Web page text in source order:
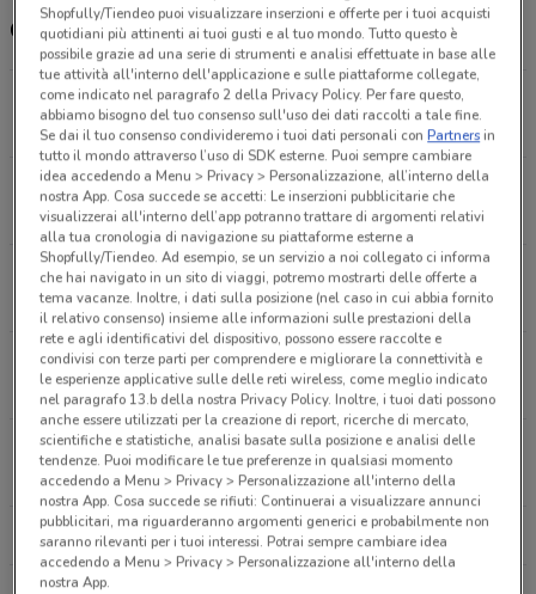
Orari e Negozi Sinergy
Corso Mazzini, 134C/136 Bari
2 km
CHIUSO
Via Papa Bonifacio IX, 37 Bari
2.1 km
CHIUSO
Piazza La Croce, 47 Triggiano
7.5 km
Corso Umberto I, 40 Modugno
9.3 km
Via Bari, 42 Bitetto
13.8 km
Tutti i negozi Sinergy
Shopfully/Tiendeo puoi visualizzare inserzioni e offerte per i tuoi acquisti
quotidiani più attinenti ai tuoi gusti e al tuo mondo. Tutto questo è
possibile grazie ad una serie di strumenti e analisi effettuate in base alle
tue attività all'interno dell'applicazione e sulle piattaforme collegate,
come indicato nel paragrafo 2 della Privacy Policy. Per fare questo,
abbiamo bisogno del tuo consenso sull'uso dei dati raccolti a tale fine.
Se dai il tuo consenso condivideremo i tuoi dati personali conPartnersin
tutto il mondo attraverso l’uso di SDK esterne. Puoi sempre cambiare
idea accedendo a Menu > Privacy > Personalizzazione, all’interno della
nostra App. Cosa succede se accetti: Le inserzioni pubblicitarie che
visualizzerai all'interno dell’app potranno trattare di argomenti relativi
alla tua cronologia di navigazione su piattaforme esterne a
Shopfully/Tiendeo. Ad esempio, se un servizio a noi collegato ci informa
che hai navigato in un sito di viaggi, potremo mostrarti delle offerte a
tema vacanze. Inoltre, i dati sulla posizione (nel caso in cui abbia fornito
il relativo consenso) insieme alle informazioni sulle prestazioni della
rete e agli identificativi del dispositivo, possono essere raccolte e
condivisi con terze parti per comprendere e migliorare la connettività e
le esperienze applicative sulle delle reti wireless, come meglio indicato
nel paragrafo 13.b della nostra Privacy Policy. Inoltre, i tuoi dati possono
anche essere utilizzati per la creazione di report, ricerche di mercato,
scientifiche e statistiche, analisi basate sulla posizione e analisi delle
tendenze. Puoi modificare le tue preferenze in qualsiasi momento
accedendo a Menu > Privacy > Personalizzazione all'interno della
nostra App. Cosa succede se rifiuti: Continuerai a visualizzare annunci
pubblicitari, ma riguarderanno argomenti generici e probabilmente non
saranno rilevanti per i tuoi interessi. Potrai sempre cambiare idea
accedendo a Menu > Privacy > Personalizzazione all'interno della
nostra App.